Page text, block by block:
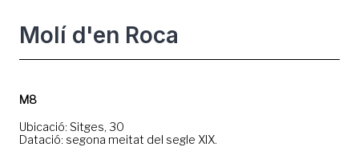
Molí d'en Roca
M8
Ubicació: Sitges, 30
Datació: segona meitat del segle XIX.